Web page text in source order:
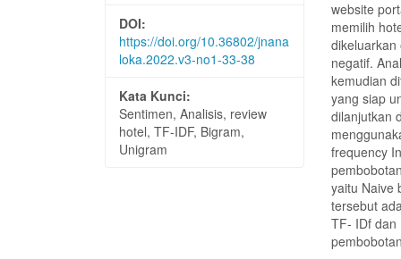
DOI:
https://doi.org/10.36802/jnana
loka.2022.v3-no1-33-38
Kata Kunci:
Sentimen, Analisis, review
hotel, TF-IDF, Bigram,
Unigram
website
memilih
negatif.
kemudian
yang siap
dilanjutkan
frequency
yaitu Naive
tersebut
TF- IDf dan